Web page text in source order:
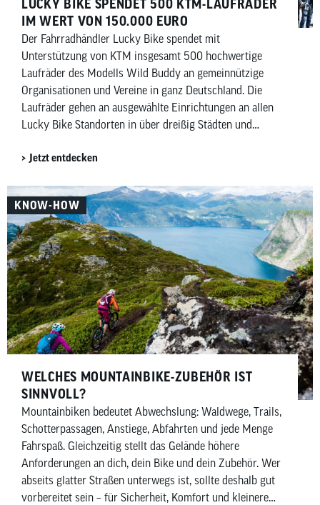
LUCKY BIKE SPENDET 500 KTM-LAUFRÄDER
IM WERT VON 150.000 EURO
Der Fahrradhändler Lucky Bike spendet mit
Unterstützung von KTM insgesamt 500 hochwertige
Laufräder des Modells Wild Buddy an gemeinnützige
Organisationen und Vereine in ganz Deutschland. Die
Laufräder gehen an ausgewählte Einrichtungen an allen
Lucky Bike Standorten in über dreißig Städten und
Darin enthalten sind auch hundert Laufräder für das
Neuer Kids Foundation.
Jetzt entdecken
KNOW-HOW
WELCHES MOUNTAINBIKE-ZUBEHÖR IST
SINNVOLL?
Mountainbiken bedeutet Abwechslung: Waldwege, Trails,
Schotterpassagen, Anstiege, Abfahrten und jede Menge
Fahrspaß. Gleichzeitig stellt das Gelände höhere
Anforderungen an dich, dein Bike und dein Zubehör. Wer
abseits glatter Straßen unterwegs ist, sollte deshalb gut
vorbereitet sein – für Sicherheit, Komfort und kleinere